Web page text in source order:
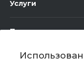
Услуги
Помощь